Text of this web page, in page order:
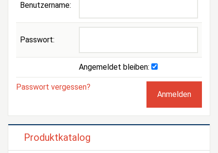
Benutzername:
Passwort:
Angemeldet bleiben:
Passwort vergessen?
Produktkatalog